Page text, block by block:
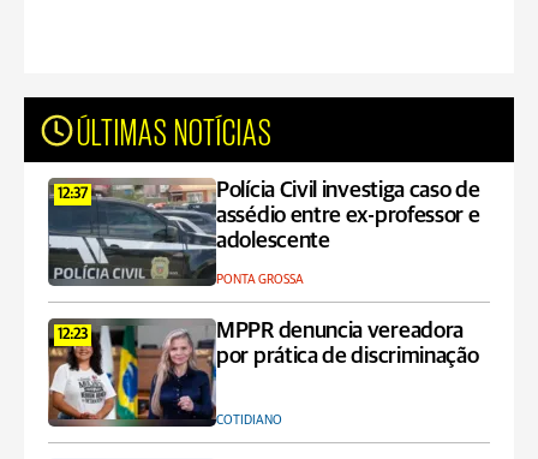
ÚLTIMAS NOTÍCIAS
12:37
Polícia Civil investiga caso de
assédio entre ex-professor e
adolescente
PONTA GROSSA
12:23
MPPR denuncia vereadora
por prática de discriminação
COTIDIANO